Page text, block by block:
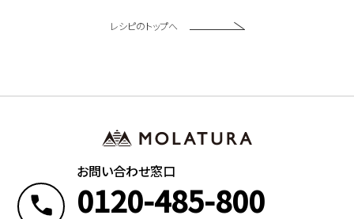
レシピのトップへ
お問い合わせ窓口
0120-485-800